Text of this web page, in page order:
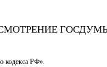
кодекса РФ».